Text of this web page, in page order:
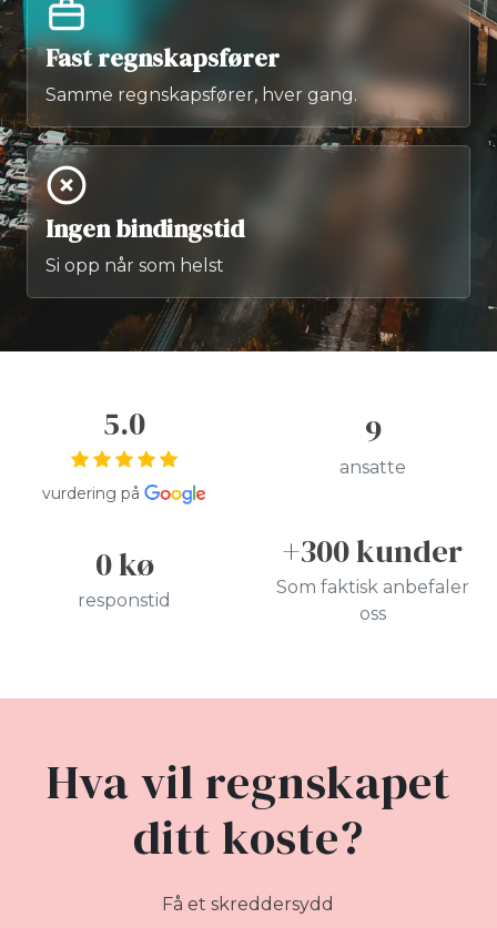
Fast regnskapsfører
Samme regnskapsfører, hver gang.
Ingen bindingstid
Si opp når som helst
5.0
vurdering på
9
ansatte
0 kø
responstid
+300 kunder
Som faktisk anbefaler
oss
Hva vil regnskapet
ditt koste?
Få et skreddersydd